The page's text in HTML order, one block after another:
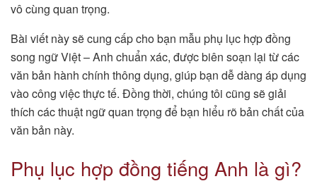
vô cùng quan trọng.
Bài viết này sẽ cung cấp cho bạn mẫu phụ lục hợp đồng
song ngữ Việt – Anh chuẩn xác, được biên soạn lại từ các
văn bản hành chính thông dụng, giúp bạn dễ dàng áp dụng
vào công việc thực tế. Đồng thời, chúng tôi cũng sẽ giải
thích các thuật ngữ quan trọng để bạn hiểu rõ bản chất của
văn bản này.
Phụ lục hợp đồng tiếng Anh là gì?